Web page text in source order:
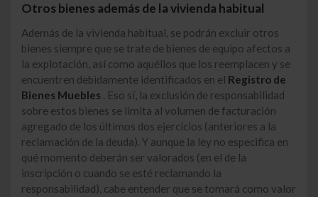
Otros bienes además de la vivienda habitual
Además de la vivienda habitual, se podrán excluir otros
bienes siempre que se trate de bienes de equipo afectos a
la explotación, así como aquéllos que los reemplacen y se
encuentren debidamente identificados en el Registro de
Bienes Muebles . Eso sí, la exclusión de responsabilidad
sobre estos bienes se limita al volumen de facturación
agregado de los últimos dos ejercicios (anteriores a la
reclamación de la deuda). Y aunque la ley no especifica en
qué momento deberán ser valorados (en el de la
inscripción o cuando se esté reclamando la
responsabilidad), cabe entender que se tomará como valor